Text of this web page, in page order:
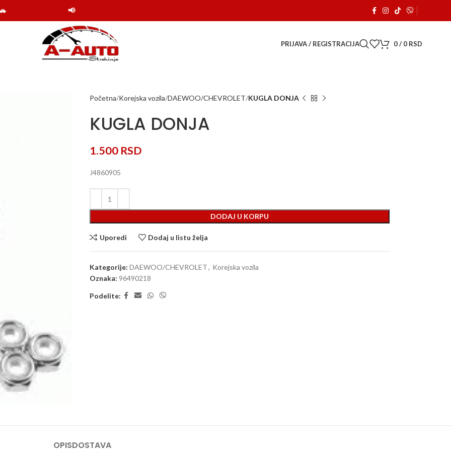
📢 Obaveštenje: Online shop Auto delovi Strahinja je počeo sa radom. 🚗
PRIJAVA / REGISTRACIJA 0/ 0 RSD
Početna Korejska vozila DAEWOO/CHEVROLET KUGLA DONJA
KUGLA DONJA
1.500 RSD
J4860905
DODAJ U KORPU
Uporedi Dodaj u listu želja
Kategorije: DAEWOO/CHEVROLET, Korejska vozila
Oznaka: 96490218
Podelite:
OPISDOSTAVA